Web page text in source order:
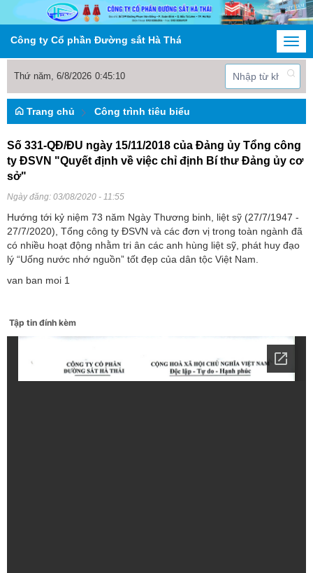
ty Cổ phần Đường sắt Hà Thái
Thứ năm, 6/8/2026 0:45:11
Trang chủ Công trình tiêu biểu
Số 331-QĐ/ĐU ngày 15/11/2018 của Đảng ủy Tổng công
ty ĐSVN "Quyết định về việc chỉ định Bí thư Đảng ủy cơ
sở"
Ngày đăng: 03/08/2020 - 11:55
Hướng tới kỷ niệm 73 năm Ngày Thương binh, liệt sỹ (27/7/1947 -
27/7/2020), Tổng công ty ĐSVN và các đơn vị trong toàn ngành đã
có nhiều hoạt động nhằm tri ân các anh hùng liệt sỹ, phát huy đạo
lý “Uống nước nhớ nguồn” tốt đẹp của dân tộc Việt Nam.
van ban moi 1
Tập tin đính kèm